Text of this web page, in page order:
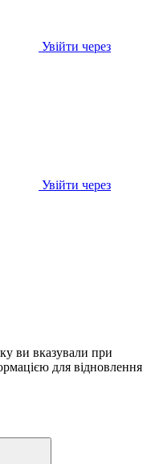
Увійти через
Увійти через
ви вказували при
для відновлення